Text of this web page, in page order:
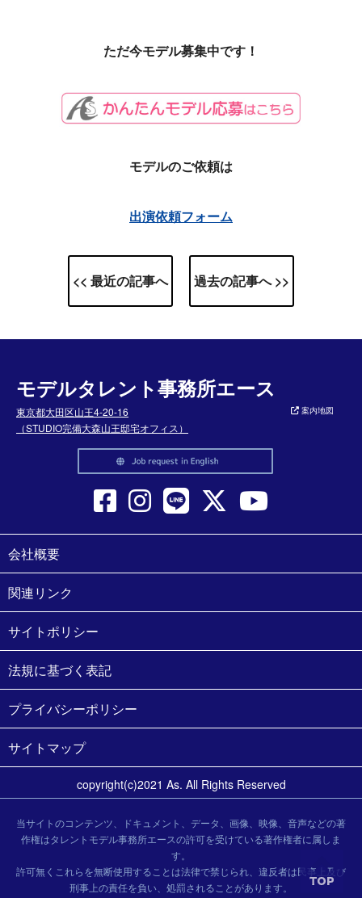
ただ今モデル募集中です！
モデルのご依頼は
出演依頼フォーム
<< 最近の記事へ 過去の記事へ >>
モデルタレント事務所エース
東京都大田区山王4-20-16
（STUDIO完備大森山王邸宅オフィス）
案内地図
会社概要
関連リンク
サイトポリシー
法規に基づく表記
プライバシーポリシー
サイトマップ
copyright(c)2021 As. All Rights Reserved
当サイトのコンテンツ、ドキュメント、データ、画像、映像、音声などの著
作権はタレントモデル事務所エースの許可を受けている著作権者に属しま
す。
許可無くこれらを無断使用することは法律で禁じられ、違反者は民事上及び
刑事上の責任を負い、処罰されることがあります。